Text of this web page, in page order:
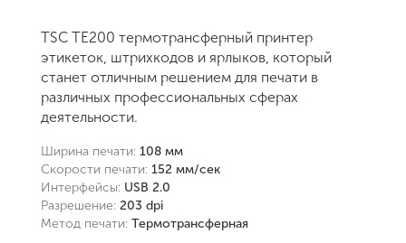
TSC TE200 термотрансферный принтер
этикеток, штрихкодов и ярлыков, который
станет отличным решением для печати в
различных профессиональных сферах
деятельности.
Ширина печати: 108 мм
Скорости печати: 152 мм/сек
Интерфейсы: USB 2.0
Разрешение: 203 dpi
Метод печати: Термотрансферная